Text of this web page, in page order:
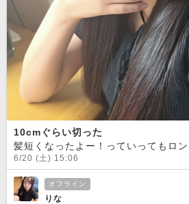
10cmぐらい切った
6/20 (土) 15:06
オフライン
りな